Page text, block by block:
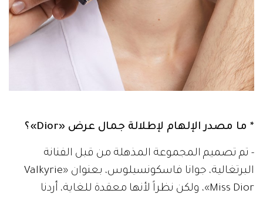
* ما مصدر الإلهام لإطلالة جمال عرض «Dior»؟
- تم تصميم المجموعة المذهلة من قبل الفنانة
البرتغالية، جوانا فاسكونسيلوس، بعنوان «Valkyrie
Miss Dior»، ولكن نظراً لأنها معقدة للغاية، أردنا